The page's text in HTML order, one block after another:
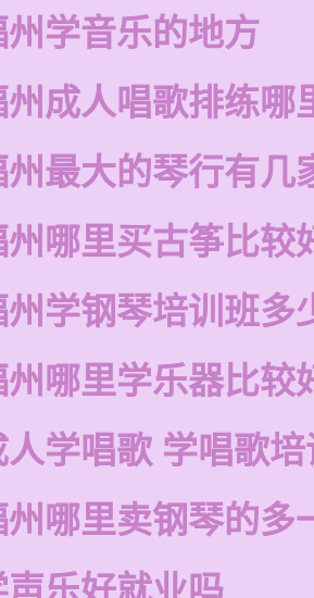
州学音乐的地方
州成人唱歌排练哪
州最大的琴行有几
州哪里买古筝比较
州学钢琴培训班多
州哪里学乐器比较
人学唱歌 学唱歌
州哪里卖钢琴的多
声乐好就业吗